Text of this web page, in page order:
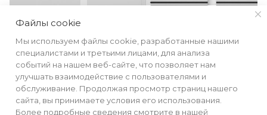
Файлы cookie
Мы используем файлы cookie, разработанные нашими
специалистами и третьими лицами, для анализа
событий на нашем веб-сайте, что позволяет нам
улучшать взаимодействие с пользователями и
обслуживание. Продолжая просмотр страниц нашего
сайта, вы принимаете условия его использования.
Более подробные сведения смотрите в нашей